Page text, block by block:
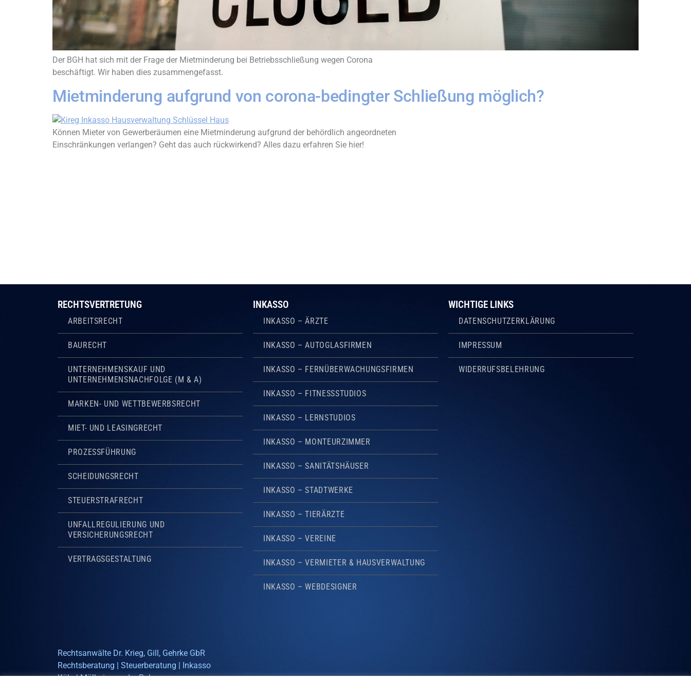
Der BGH hat sich mit der Frage der Mietminderung bei Betriebsschließung wegen Corona
beschäftigt. Wir haben dies zusammengefasst.
Mietminderung aufgrund von corona-bedingter Schließung möglich?
Können Mieter von Gewerberäumen eine Mietminderung aufgrund der behördlich angeordneten
Einschränkungen verlangen? Geht das auch rückwirkend? Alles dazu erfahren Sie hier!
RECHTSVERTRETUNG
ARBEITSRECHT
BAURECHT
UNTERNEHMENSKAUF UND
UNTERNEHMENSNACHFOLGE (M & A)
MARKEN- UND WETTBEWERBSRECHT
MIET- UND LEASINGRECHT
PROZESSFÜHRUNG
SCHEIDUNGSRECHT
STEUERSTRAFRECHT
UNFALLREGULIERUNG UND
VERSICHERUNGSRECHT
VERTRAGSGESTALTUNG
INKASSO
INKASSO – ÄRZTE
INKASSO – AUTOGLASFIRMEN
INKASSO – FERNÜBERWACHUNGSFIRMEN
INKASSO – FITNESSSTUDIOS
INKASSO – LERNSTUDIOS
INKASSO – MONTEURZIMMER
INKASSO – SANITÄTSHÄUSER
INKASSO – STADTWERKE
INKASSO – TIERÄRZTE
INKASSO – VEREINE
INKASSO – VERMIETER & HAUSVERWALTUNG
INKASSO – WEBDESIGNER
WICHTIGE LINKS
DATENSCHUTZERKLÄRUNG
IMPRESSUM
WIDERRUFSBELEHRUNG
Rechtsanwälte Dr. Krieg, Gill, Gehrke GbR
Rechtsberatung | Steuerberatung | Inkasso